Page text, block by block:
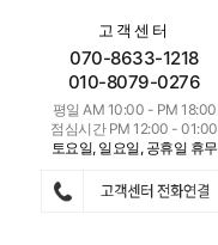
고객센터
070-8633-1218
010-8079-0276
평일 AM 10:00 - PM 18:00
점심시간 PM 12:00 - 01:00
토요일, 일요일, 공휴일 휴무